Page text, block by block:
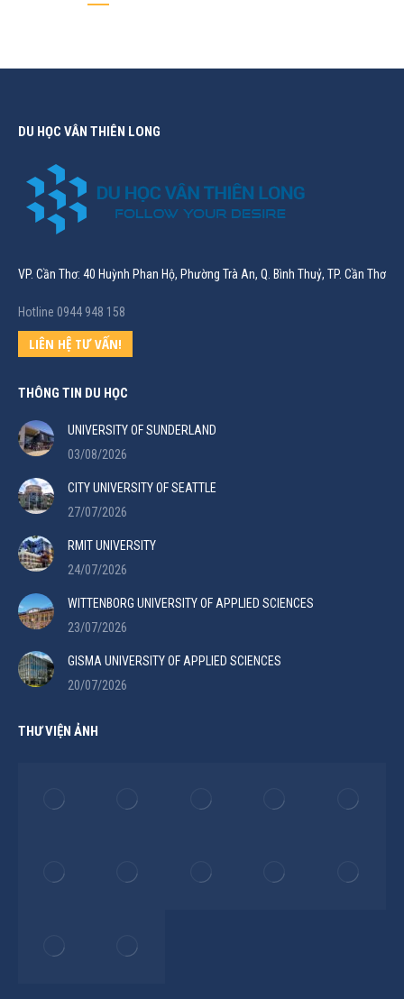
DU HỌC VÂN THIÊN LONG
VP. Cần Thơ: 40 Huỳnh Phan Hộ, Phường Trà An, Q. Bình Thuỷ, TP. Cần Thơ
Hotline 0944 948 158
LIÊN HỆ TƯ VẤN!
THÔNG TIN DU HỌC
UNIVERSITY OF SUNDERLAND
03/08/2026
CITY UNIVERSITY OF SEATTLE
27/07/2026
RMIT UNIVERSITY
24/07/2026
WITTENBORG UNIVERSITY OF APPLIED SCIENCES
23/07/2026
GISMA UNIVERSITY OF APPLIED SCIENCES
20/07/2026
THƯ VIỆN ẢNH